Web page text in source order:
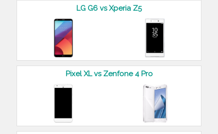
LG G6 vs Xperia Z5
Pixel XL vs Zenfone 4 Pro